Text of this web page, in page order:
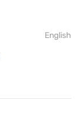
English